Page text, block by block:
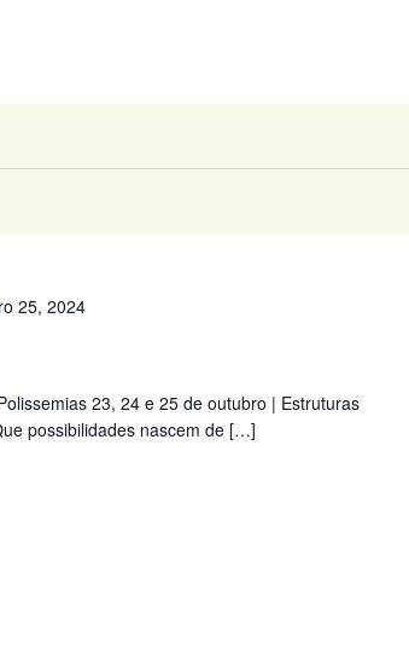
25, 2024
23, 24 e 25 de outubro | Estruturas
possibilidades nascem de […]